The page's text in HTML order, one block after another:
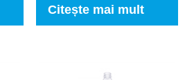
Citește mai mult